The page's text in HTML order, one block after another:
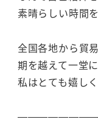
素晴らしい時間
全国各地から貿
期を越えて一堂
私はとても嬉しく